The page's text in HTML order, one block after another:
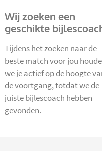
Wij zoeken een
geschikte
Tijdens het zoeken naar de
beste match voor jou
we je actief op de hoogte
de voortgang, totdat we de
juiste bijlescoach hebben
gevonden.